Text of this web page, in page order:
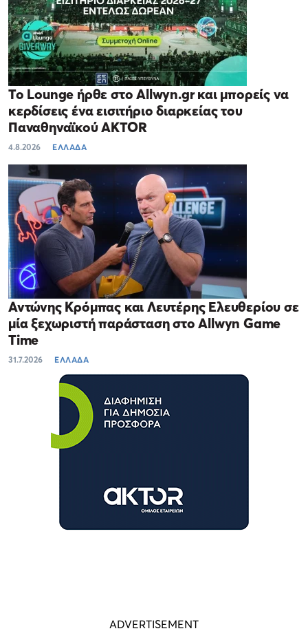
Το Lounge ήρθε στο Allwyn.gr και μπορείς να
κερδίσεις ένα εισιτήριο διαρκείας του
Παναθηναϊκού AKTOR
4.8.2026 ΕΛΛΑΔΑ
Αντώνης Κρόμπας και Λευτέρης Ελευθερίου σε
μία ξεχωριστή παράσταση στο Allwyn Game
Time
31.7.2026 ΕΛΛΑΔΑ